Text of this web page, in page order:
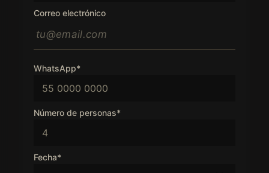
Correo electrónico
WhatsApp*
Número de personas*
Fecha*